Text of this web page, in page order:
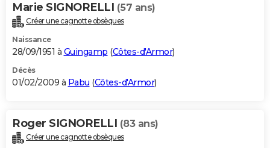
Marie SIGNORELLI (57 ans)
Créer une cagnotte obsèques
Naissance
28/09/1951 à Guingamp (Côtes-d'Armor)
Décès
01/02/2009 à Pabu (Côtes-d'Armor)
Roger SIGNORELLI (83 ans)
Créer une cagnotte obsèques